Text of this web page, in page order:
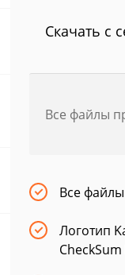
Скачать с
Все файлы
Все
Логотип